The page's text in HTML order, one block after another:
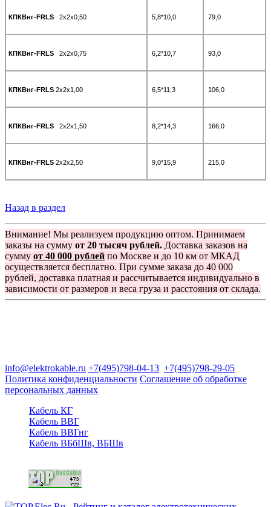
КПКВнг-FRLS 2х2х0,50 5,8*10,0 79,0
КПКВнг-FRLS 2х2х0,75 6,2*10,7 93,0
КПКВнг-FRLS 2х2х1,00 6,5*11,3 106,0
КПКВнг-FRLS 2х2х1,50 8,2*14,3 166,0
КПКВнг-FRLS 2х2х2,50 9,0*15,9 215,0
Назад в раздел
Внимание! Мы реализуем продукцию оптом. Принимаем
заказы на сумму от 20 тысяч рублей. Доставка заказов на
сумму от 40 000 рублей по Москве и до 10 км от МКАД
осуществляется бесплатно. При сумме заказа до 40 000
рублей, доставка платная и рассчитывается индивидуально в
зависимости от размеров и веса груза и расстояния от склада.
info@elektrokable.ru +7(495)798-04-13 +7(495)798-29-05
Политика конфиденциальности Соглашение об обработке
персональных данных
Кабель КГ
Кабель ВВГ
Кабель ВВГнг
Кабель ВБбШв, ВБШв